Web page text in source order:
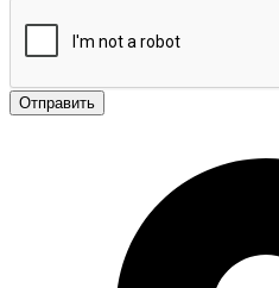
Отправить